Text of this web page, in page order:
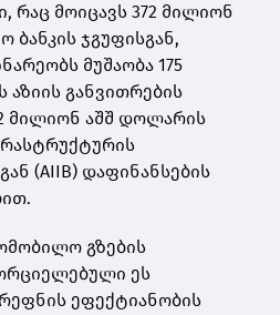
რაც მოიცავს 372 მილიონ
ჯგუფისგან,
მუშაობა 175
განვითრების
მილიონ აშშ დოლარის
(AIIB) დაფინანსების
გზების
ეს
ეფექტიანობის